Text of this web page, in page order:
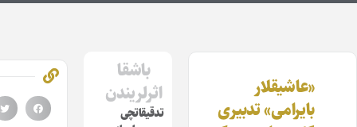
«عاشیقلار
بایرامی» تدبیری
باشقا
اثرلریندن
تدقیقاتچی